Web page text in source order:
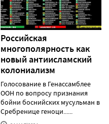
Российская
многополярность как
новый антиисламский
колониализм
Голосование в Генассамблее
ООН по вопросу признания
бойни боснийских мусульман в
Сребренице геноци......